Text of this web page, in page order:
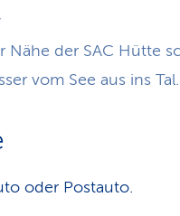
Nähe der SAC Hütte
vom See aus ins Tal.
oder Postauto.